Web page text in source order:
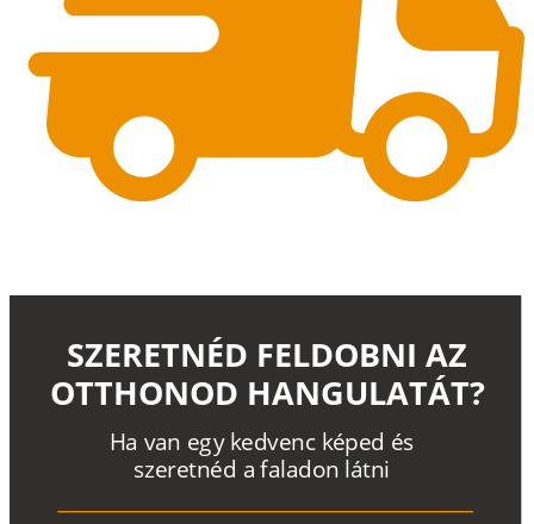
Ha van egy kedvenc képed és
szeretnéd a faladon látni
SZERETNÉD FELDOBNI AZ
OTTHONOD HANGULATÁT?